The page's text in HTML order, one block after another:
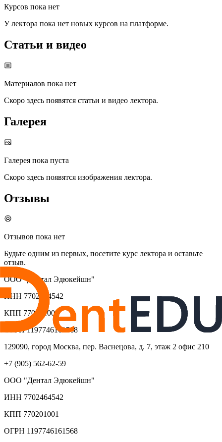
Курсов пока нет
У лектора пока нет новых курсов на платформе.
Статьи и видео
Материалов пока нет
Скоро здесь появятся статьи и видео лектора.
Галерея
Галерея пока пуста
Скоро здесь появятся изображения лектора.
Отзывы
Отзывов пока нет
Будьте одним из первых, посетите курс лектора и оставьте
отзыв.
ООО "Дентал Эдюкейшн"
ИНН 7702464542
КПП 770201001
ОГРН1197746161568
129090, город Москва, пер. Васнецова, д. 7, этаж 2 офис 210
+7 (905) 562-62-59
ООО "Дентал Эдюкейшн"
ИНН 7702464542
КПП 770201001
ОГРН 1197746161568